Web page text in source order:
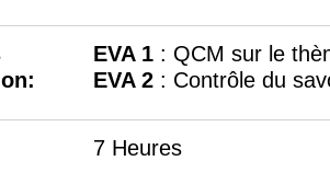
EVA 1 : QCM sur le
EVA 2 : Contrôle du
7 Heures